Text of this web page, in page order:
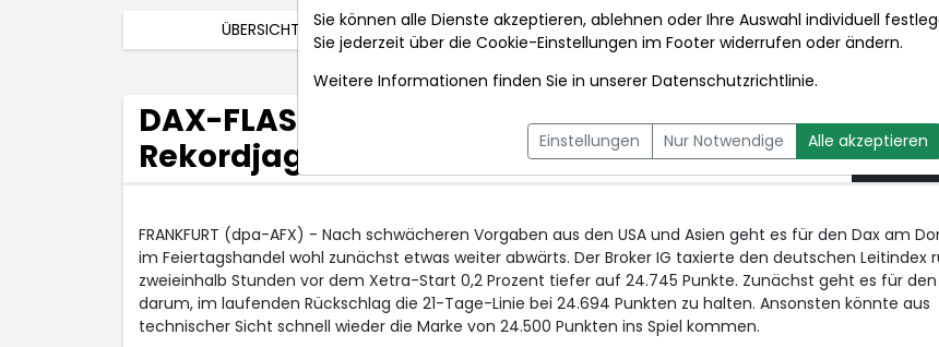
ÜBERSICHT DPA-AFX PROFEED DPA-AFX
DAX-FLASH: Rückschlag setzt sich fort -
Rekordjagd in den USA und Asien stockt
um
FRANKFURT (dpa-AFX) - Nach schwächeren Vorgaben aus den USA und Asien geht es für den Dax am
im Feiertagshandel wohl zunächst etwas weiter abwärts. Der Broker IG taxierte den deutschen Leitindex
zweieinhalb Stunden vor dem Xetra-Start 0,2 Prozent tiefer auf 24.745 Punkte. Zunächst geht es für den
darum, im laufenden Rückschlag die 21-Tage-Linie bei 24.694 Punkten zu halten. Ansonsten könnte aus
technischer Sicht schnell wieder die Marke von 24.500 Punkten ins Spiel kommen.
Sie können alle Dienste akzeptieren, ablehnen oder Ihre Auswahl individuell
Sie jederzeit über die Cookie-Einstellungen im Footer widerrufen oder ändern.
Weitere Informationen finden Sie in unserer Datenschutzrichtlinie.
Einstellungen Nur Notwendige Alle akzeptieren